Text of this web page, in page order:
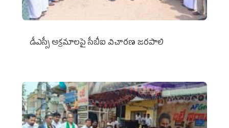
డీఎస్సీ అక్రమాలపై సీబీఐ విచారణ జరపాలి